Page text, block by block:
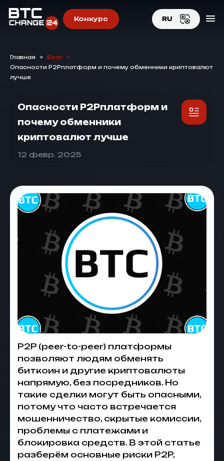
Конкурс RU
RU
Главная > Блог
>
Опасности P2Pплатформ и почему обменники криптовалют
лучше
Опасности P2Pплатформ и
почему обменники
криптовалют лучше
12 февр. 2025
P2P (peer-to-peer) платформы
позволяют людям обменять
биткоин и другие криптовалюты
напрямую, без посредников. Но
такие сделки могут быть опасными,
потому что часто встречается
мошенничество, скрытые комиссии,
проблемы с платежами и
блокировка средств. В этой статье
разберём основные риски P2P,